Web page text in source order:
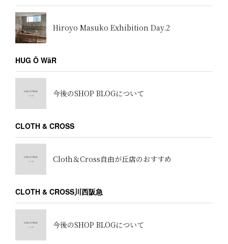
Hiroyo Masuko Exhibition Day.2
HUG Ō WäR
今後のSHOP BLOGについて
CLOTH & CROSS
Cloth＆Cross自由が丘店のおすすめ
CLOTH & CROSS川西阪急
今後のSHOP BLOGについて